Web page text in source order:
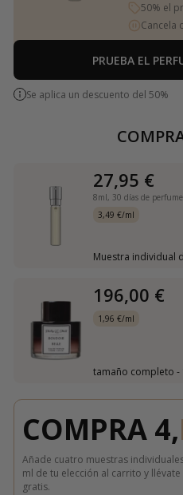
50% el
Cancela
PRUEBA EL
Se aplica un descuento del 50%
27,95 €
8ml, 30 días de perfume
3,49 €/ml
Muestra individual
196,00 €
1,96 €/ml
tamaño completo -
COMPRA 4,
Añade cuatro muestras
ml de tu elección al carrito y llévate
gratis.